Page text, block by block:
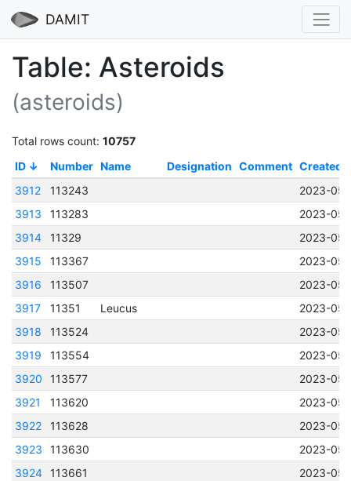
DAMIT
Table: Asteroids
(asteroids)
Total rows count: 10757
ID
Number Name Designation Comment Created
3912
113243
2023-
3913
113283
2023-
3914
11329
2023-
3915
113367
2023-
3916
113507
2023-
3917
11351 Leucus
2023-
3918
113524
2023-
3919
113554
2023-
3920
113577
2023-
3921
113620
2023-
3922
113628
2023-
3923
113630
2023-
3924
113661
2023-